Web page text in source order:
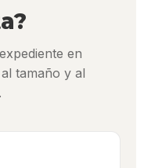
en
tamaño y al